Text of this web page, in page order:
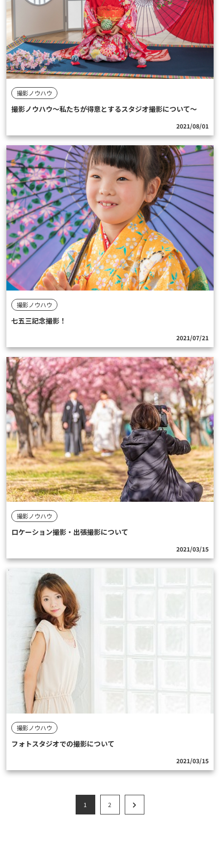
撮影ノウハウ
撮影ノウハウ〜私たちが得意とするスタジオ撮影について〜
2021/08/01
撮影ノウハウ
七五三記念撮影！
2021/07/21
撮影ノウハウ
ロケーション撮影・出張撮影について
2021/03/15
撮影ノウハウ
フォトスタジオでの撮影について
2021/03/15
1 2